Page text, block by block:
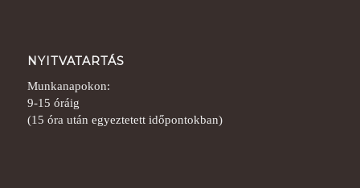
NYITVATARTÁS
Munkanapokon:
9-15 óráig
(15 óra után egyeztetett időpontokban)